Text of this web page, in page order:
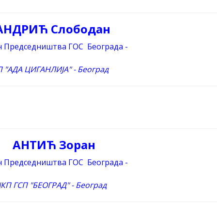
Слободан
Председништва ГОС Београда -
"АДА ЦИГАНЛИЈА" - Београд
АНТИЋ Зоран
Председништва ГОС Београда -
ГСП "БЕОГРАД" - Београд